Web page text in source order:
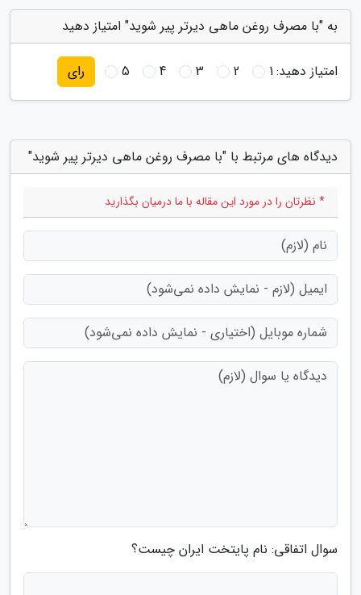
به "با مصرف روغن ماهی دیرتر پیر شوید" امتیاز دهید
امتیاز دهید:1
2
3
4
5 رای
دیدگاه های مرتبط با "با مصرف روغن ماهی دیرتر پیر شوید"
* نظرتان را در مورد این مقاله با ما درمیان بگذارید
سوال اتفاقی: نام پایتخت ایران چیست؟